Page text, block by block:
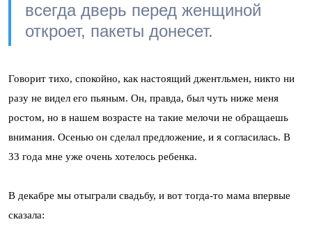
всегда дверь перед женщиной
откроет, пакеты донесет.
Говорит тихо, спокойно, как настоящий джентльмен, никто ни
разу не видел его пьяным. Он, правда, был чуть ниже меня
ростом, но в нашем возрасте на такие мелочи не обращаешь
внимания. Осенью он сделал предложение, и я согласилась. В
33 года мне уже очень хотелось ребенка.
В декабре мы отыграли свадьбу, и вот тогда-то мама впервые
сказала: